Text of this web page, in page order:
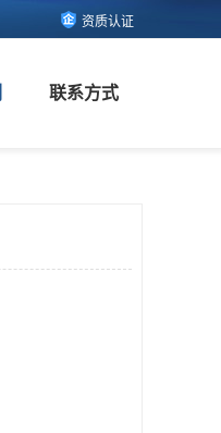
资质认证
联系方式